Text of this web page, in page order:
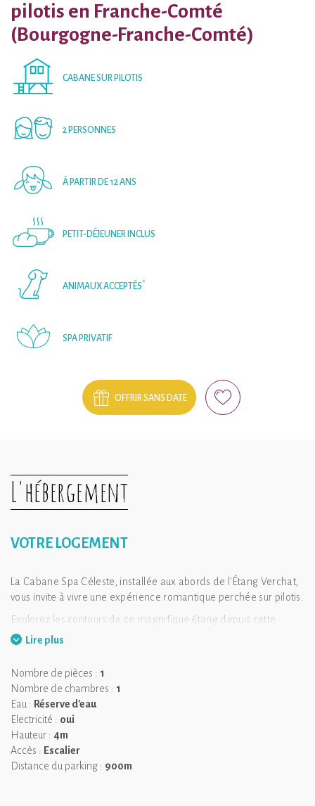
pilotis en Franche-Comté
(Bourgogne-Franche-Comté)
CABANE SUR PILOTIS
2 PERSONNES
À PARTIR DE 12 ANS
PETIT-DÉJEUNER INCLUS
ANIMAUX ACCEPTÉS*
SPA PRIVATIF
OFFRIR SANS DATE
L'hébergement
VOTRE LOGEMENT
La Cabane Spa Céleste, installée aux abords de l'Étang Verchat,
vous invite à vivre une expérience romantique perchée sur pilotis.
Explorez les contours de ce magnifique étang depuis cette
cabane luxueusement équipée dotée d'un espace détente. Vous
fenêtres panoramiques depuis votre lit. En accédant à votre
terrasse, le paysage s'offre à vous.
Quelques pas plus loin, vous tomberez sur un espace bien-être,
avec un bain nordique chauffé fourni par Altipure et une
Une expérience exceptionnelle vous attend ! Profitez d'une
déconnexion totale en compagnie de votre amoureux.
Lire plus
Nombre de pièces : 1
Nombre de chambres : 1
Eau : Réserve d'eau
Electricité : oui
Hauteur : 4m
Accès : Escalier
Distance du parking : 900m